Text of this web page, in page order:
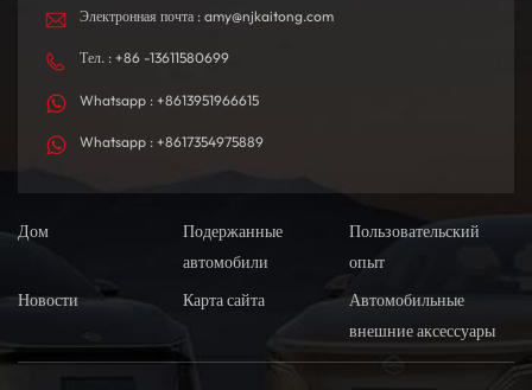
Электронная почта : amy@njkaitong.com
Тел. : +86 -13611580699
Whatsapp : +8613951966615
Whatsapp : +8617354975889
Дом
Подержанные
автомобили
Пользовательский
опыт
Новости
Карта сайта
Автомобильные
внешние аксессуары